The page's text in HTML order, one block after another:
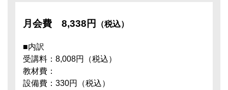
月会費 8,338円 （税込）
■内訳
受講料：8,008円（税込）
教材費：
設備費：330円（税込）